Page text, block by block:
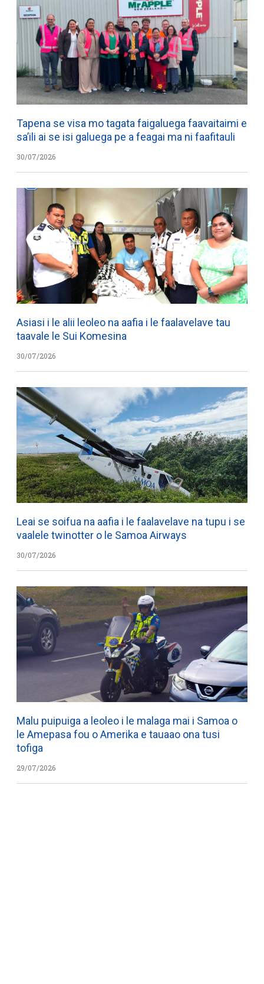
Tapena se visa mo tagata faigaluega faavaitaimi e
sa’ili ai se isi galuega pe a feagai ma ni faafitauli
30/07/2026
Asiasi i le alii leoleo na aafia i le faalavelave tau
taavale le Sui Komesina
30/07/2026
Leai se soifua na aafia i le faalavelave na tupu i se
vaalele twinotter o le Samoa Airways
30/07/2026
Malu puipuiga a leoleo i le malaga mai i Samoa o
le Amepasa fou o Amerika e tauaao ona tusi
tofiga
29/07/2026